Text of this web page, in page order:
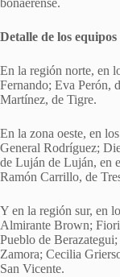
bonaerense.
Detalle de los
En la región norte, en
Fernando; Eva Perón,
Martínez, de Tigre.
En la zona oeste, en
General Rodríguez;
de Luján de Luján, en
Ramón Carrillo, de
Y en la región sur, en
Almirante Brown;
Pueblo de
Zamora; Cecilia
San Vicente.